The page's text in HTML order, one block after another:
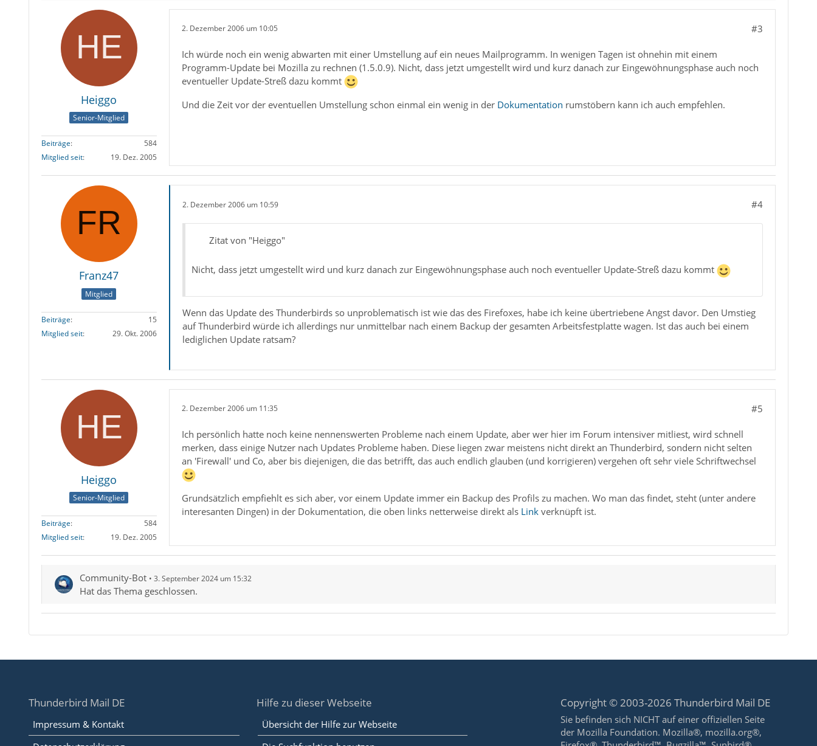
Heiggo
Senior-Mitglied
Beiträge
584
Mitglied seit
19. Dez. 2005
2. Dezember 2006 um 10:05 #3
Ich würde noch ein wenig abwarten mit einer Umstellung auf ein neues Mailprogramm. In wenigen Tagen ist ohnehin mit einem
Programm-Update bei Mozilla zu rechnen (1.5.0.9). Nicht, dass jetzt umgestellt wird und kurz danach zur Eingewöhnungsphase auch noch
eventueller Update-Streß dazu kommt
Und die Zeit vor der eventuellen Umstellung schon einmal ein wenig in der Dokumentation rumstöbern kann ich auch empfehlen.
Franz47
Mitglied
Beiträge
15
Mitglied seit
29. Okt. 2006
2. Dezember 2006 um 10:59 #4
Zitat von "Heiggo"
Nicht, dass jetzt umgestellt wird und kurz danach zur Eingewöhnungsphase auch noch eventueller Update-Streß dazu kommt
Wenn das Update des Thunderbirds so unproblematisch ist wie das des Firefoxes, habe ich keine übertriebene Angst davor. Den Umstieg
auf Thunderbird würde ich allerdings nur unmittelbar nach einem Backup der gesamten Arbeitsfestplatte wagen. Ist das auch bei einem
lediglichen Update ratsam?
Heiggo
Senior-Mitglied
Beiträge
584
Mitglied seit
19. Dez. 2005
2. Dezember 2006 um 11:35 #5
Ich persönlich hatte noch keine nennenswerten Probleme nach einem Update, aber wer hier im Forum intensiver mitliest, wird schnell
merken, dass einige Nutzer nach Updates Probleme haben. Diese liegen zwar meistens nicht direkt an Thunderbird, sondern nicht selten
an 'Firewall' und Co, aber bis diejenigen, die das betrifft, das auch endlich glauben (und korrigieren) vergehen oft sehr viele Schriftwechsel
Grundsätzlich empfiehlt es sich aber, vor einem Update immer ein Backup des Profils zu machen. Wo man das findet, steht (unter andere
interesanten Dingen) in der Dokumentation, die oben links netterweise direkt als Linkverknüpft ist.
Community-Bot 3. September 2024 um 15:32
Hat das Thema geschlossen.
Thunderbird Mail DE
Impressum & Kontakt
Hilfe zu dieser Webseite
Übersicht der Hilfe zur Webseite
Copyright © 2003-2026 Thunderbird Mail DE
Sie befinden sich NICHT auf einer offiziellen Seite
der Mozilla Foundation. Mozilla®, mozilla.org®,